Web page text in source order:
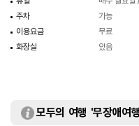
주차
가능
이용요금
무료
화장실
있음
모두의 여행 '무장애여